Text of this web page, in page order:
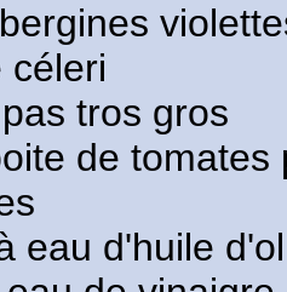
céleri
tros gros
de
eau d'huile